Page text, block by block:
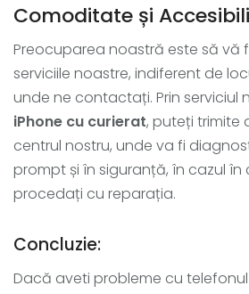
Comoditate și
Preocuparea noastră este să vă
serviciile noastre, indiferent de
unde ne contactați. Prin serviciul
iPhone cu curierat, puteți trimite
centrul nostru, unde va fi
prompt și în siguranță, în cazul
procedați cu reparația.
Concluzie:
Dacă aveti probleme cu